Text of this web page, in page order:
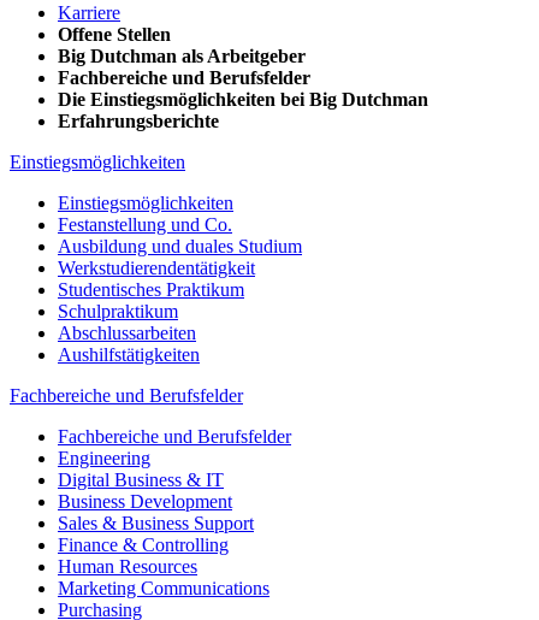
Karriere
Offene Stellen
Big Dutchman als Arbeitgeber
Fachbereiche und Berufsfelder
Die Einstiegsmöglichkeiten bei Big Dutchman
Erfahrungsberichte
Einstiegsmöglichkeiten
Einstiegsmöglichkeiten
Festanstellung und Co.
Ausbildung und duales Studium
Werkstudierendentätigkeit
Studentisches Praktikum
Schulpraktikum
Abschlussarbeiten
Aushilfstätigkeiten
Fachbereiche und Berufsfelder
Fachbereiche und Berufsfelder
Engineering
Digital Business & IT
Business Development
Sales & Business Support
Finance & Controlling
Human Resources
Marketing Communications
Purchasing